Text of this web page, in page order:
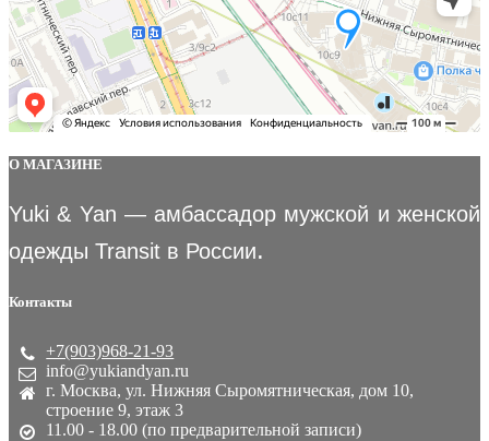
О МАГАЗИНЕ
Yuki & Yan — амбассадор мужской и женской
одежды Transit в России.
Контакты
+7(903)968-21-93
info@yukiandyan.ru
г. Москва, ул. Нижняя Сыромятническая, дом 10,
строение 9, этаж 3
11.00 - 18.00 (по предварительной записи)